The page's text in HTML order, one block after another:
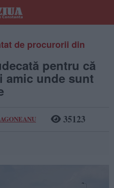
de procurorii din
pentru că
amic unde sunt
35123